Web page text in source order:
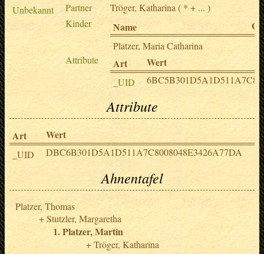
Unbekannt Partner Tröger, Katharina ( * + ... )
Kinder
Name
Platzer, Maria Catharina
Attribute
Art Wert
_UID
Attribute
Art Wert
_UID DBC6B301D5A1D511A7C8008048E3426A77DA
Ahnentafel
Platzer, Thomas
Stutzler, Margaretha
Platzer, Martin
Tröger, Katharina